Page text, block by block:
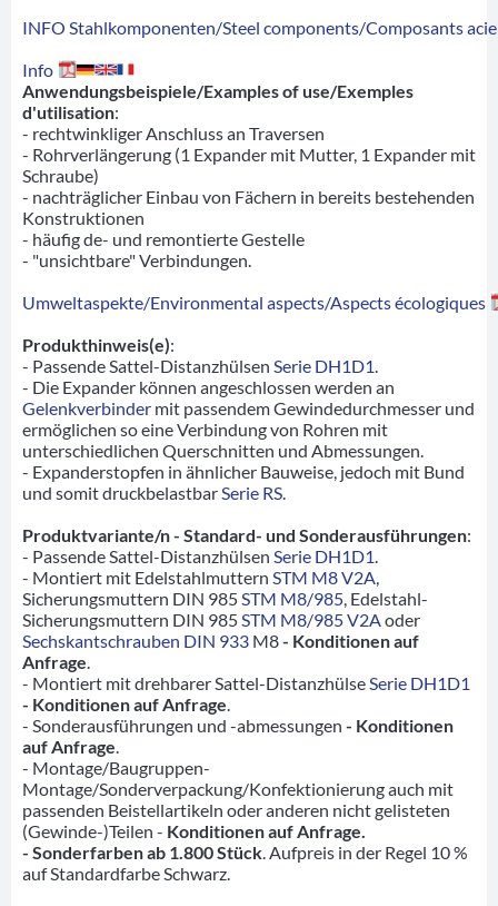
INFO Stahlkomponenten/Steel components/Composants
Info
Anwendungsbeispiele/Examples of use/Exemples
d'utilisation:
- rechtwinkliger Anschluss an Traversen
- Rohrverlängerung (1 Expander mit Mutter, 1 Expander mit
Schraube)
- nachträglicher Einbau von Fächern in bereits bestehenden
Konstruktionen
- häufig de- und remontierte Gestelle
- "unsichtbare" Verbindungen.
Umweltaspekte/Environmental aspects/Aspects écologiques
Produkthinweis(e):
- Passende Sattel-Distanzhülsen Serie DH1D1
- Die Expander können angeschlossen werden an
Gelenkverbinder mit passendem Gewindedurchmesser und
ermöglichen so eine Verbindung von Rohren mit
unterschiedlichen Querschnitten und Abmessungen.
- Expanderstopfen in ähnlicher Bauweise, jedoch mit Bund
und somit druckbelastbar Serie RS
Produktvariante/n - Standard- und Sonderausführungen:
- Passende Sattel-Distanzhülsen Serie DH1D1
- Montiert mit Edelstahlmuttern STM M8 V2A
Sicherungsmuttern DIN 985 STM M8/985 , Edelstahl-
Sicherungsmuttern DIN 985 STM M8/985 V2A oder
Sechskantschrauben DIN 933 M8- Konditionen auf
Anfrage
- Montiert mit drehbarer Sattel-Distanzhülse Serie DH1D1
- Konditionen auf Anfrage
- Sonderausführungen und -abmessungen - Konditionen
auf Anfrage
- Montage/Baugruppen-
Montage/Sonderverpackung/Konfektionierung auch mit
passenden Beistellartikeln oder anderen nicht gelisteten
(Gewinde-)Teilen - Konditionen auf Anfrage.
- Sonderfarben ab 1.800 Stück . Aufpreis in der Regel 10 %
auf Standardfarbe Schwarz.